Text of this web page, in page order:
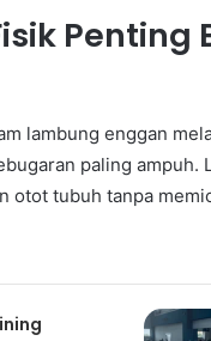
Penting
lambung enggan
paling ampuh.
otot tubuh tanpa